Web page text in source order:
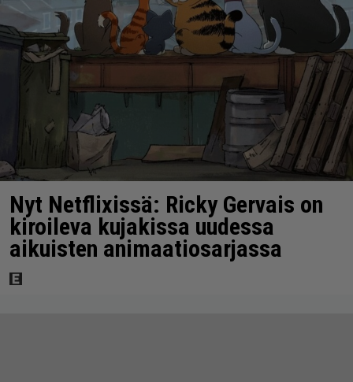
Nyt Netflixissä: Ricky Gervais on
kiroileva kujakissa uudessa
aikuisten animaatiosarjassa